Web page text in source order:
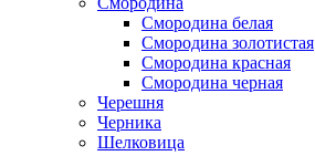
Смородина белая
Смородина золотистая
Смородина красная
Смородина черная
Черешня
Черника
Шелковица